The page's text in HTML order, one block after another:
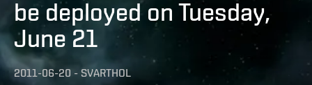
be deployed on Tuesday,
June 21
2011-06-20 - SVARTHOL